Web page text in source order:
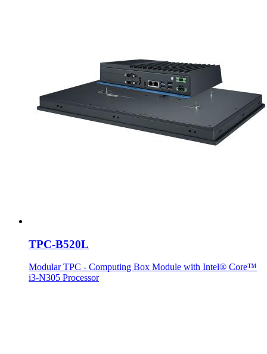
TPC-B520L
Modular TPC - Computing Box Module with Intel® Core™
i3-N305 Processor